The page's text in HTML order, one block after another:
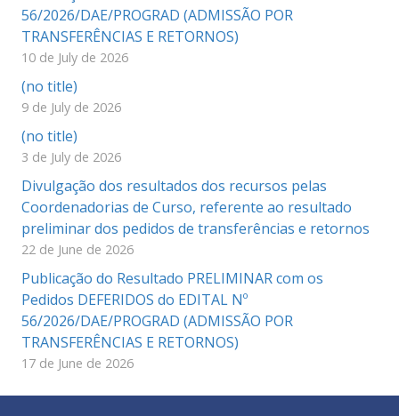
56/2026/DAE/PROGRAD (ADMISSÃO POR
TRANSFERÊNCIAS E RETORNOS)
10 de July de 2026
(no title)
9 de July de 2026
(no title)
3 de July de 2026
Divulgação dos resultados dos recursos pelas
Coordenadorias de Curso, referente ao resultado
preliminar dos pedidos de transferências e retornos
22 de June de 2026
Publicação do Resultado PRELIMINAR com os
Pedidos DEFERIDOS do EDITAL Nº
56/2026/DAE/PROGRAD (ADMISSÃO POR
TRANSFERÊNCIAS E RETORNOS)
17 de June de 2026